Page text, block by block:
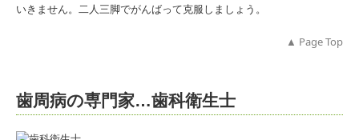
いきません。二人三脚でがんばって克服しましょう。
▲ PageTop
歯周病の専門家…歯科衛生士